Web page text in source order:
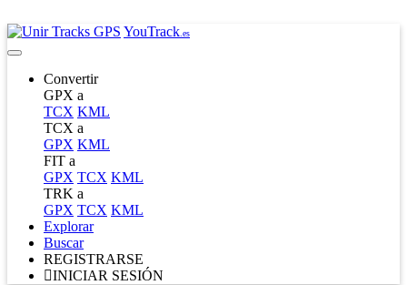
YouTrack.es
Convertir
GPX a
TCX KML
TCX a
GPX KML
FIT a
GPX TCX KML
TRK a
GPX TCX KML
Explorar
Buscar
REGISTRARSE
INICIAR SESIÓN